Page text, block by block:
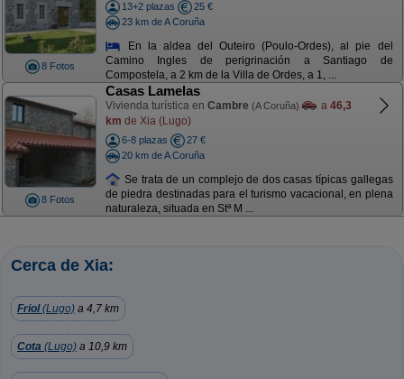
8 Fotos
13+2 plazas
25 €
23 km de A Coruña
En la aldea del Outeiro (Poulo-Ordes), al pie del
Camino Ingles de perigrinación a Santiago de
Compostela, a 2 km de la Villa de Ordes, a 1, ...
8 Fotos
Casas Lamelas
Vivienda turística en Cambre (A Coruña) a 46,3
km de Xia (Lugo)
6-8 plazas
27 €
20 km de A Coruña
Se trata de un complejo de dos casas típicas gallegas
de piedra destinadas para el turismo vacacional, en plena
naturaleza, situada en Stª M ...
Cerca de Xia:
Friol(Lugo) a 4,7 km
Cota (Lugo) a 10,9 km